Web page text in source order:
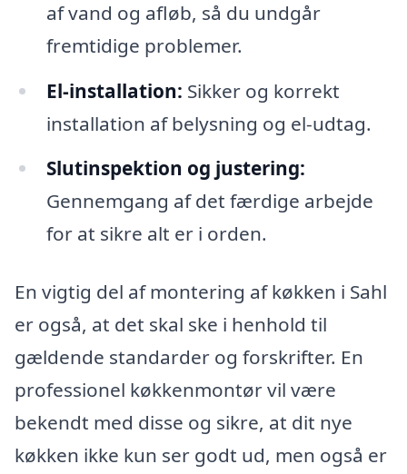
af vand og afløb, så du undgår
fremtidige problemer.
El-installation: Sikker og korrekt
installation af belysning og el-udtag.
Slutinspektion og justering:
Gennemgang af det færdige arbejde
for at sikre alt er i orden.
En vigtig del af montering af køkken i Sahl
er også, at det skal ske i henhold til
gældende standarder og forskrifter. En
professionel køkkenmontør vil være
bekendt med disse og sikre, at dit nye
køkken ikke kun ser godt ud, men også er